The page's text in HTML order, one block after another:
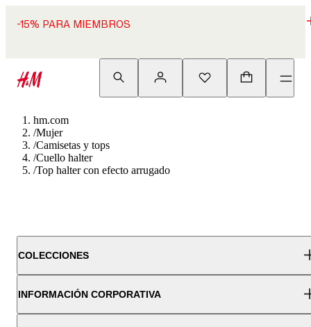
-15% PARA MIEMBROS
hm.com
/Mujer
/Camisetas y tops
/Cuello halter
/Top halter con efecto arrugado
COLECCIONES
INFORMACIÓN CORPORATIVA